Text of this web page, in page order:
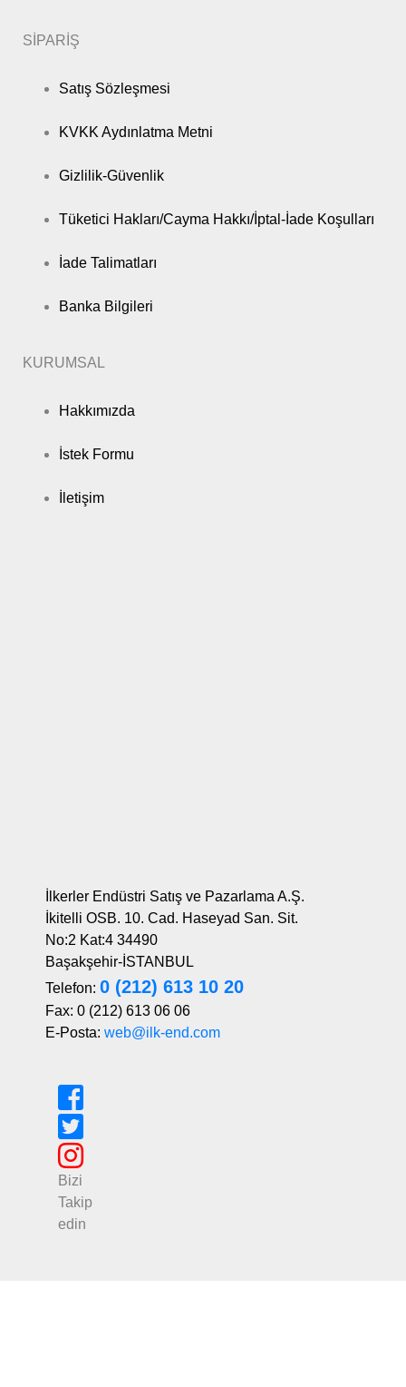
SİPARİŞ
Satış Sözleşmesi
KVKK Aydınlatma Metni
Gizlilik-Güvenlik
Tüketici Hakları/Cayma Hakkı/İptal-İade Koşulları
İade Talimatları
Banka Bilgileri
KURUMSAL
Hakkımızda
İstek Formu
İletişim
İlkerler Endüstri Satış ve Pazarlama A.Ş.
İkitelli OSB. 10. Cad. Haseyad San. Sit.
No:2 Kat:4 34490
Başakşehir-İSTANBUL
Telefon: 0 (212) 613 10 20
Fax: 0 (212) 613 06 06
E-Posta: web@ilk-end.com
Bizi
Takip
edin